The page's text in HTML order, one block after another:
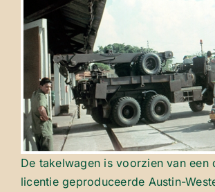
De takelwagen is voorzien van een
licentie geproduceerde Austin-